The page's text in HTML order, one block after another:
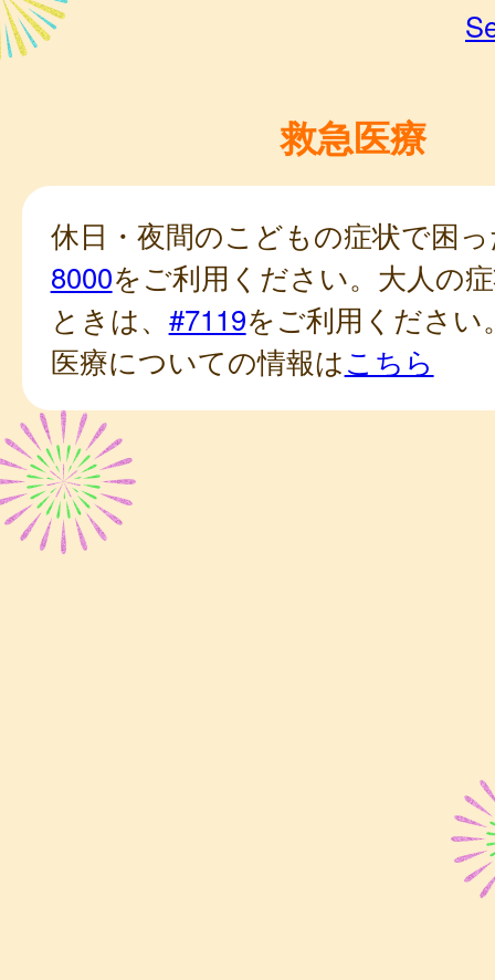
救急医療
休日・夜間のこどもの症状で困
8000をご利用ください。大人の
ときは、 #7119をご利用ください
医療についての情報はこちら